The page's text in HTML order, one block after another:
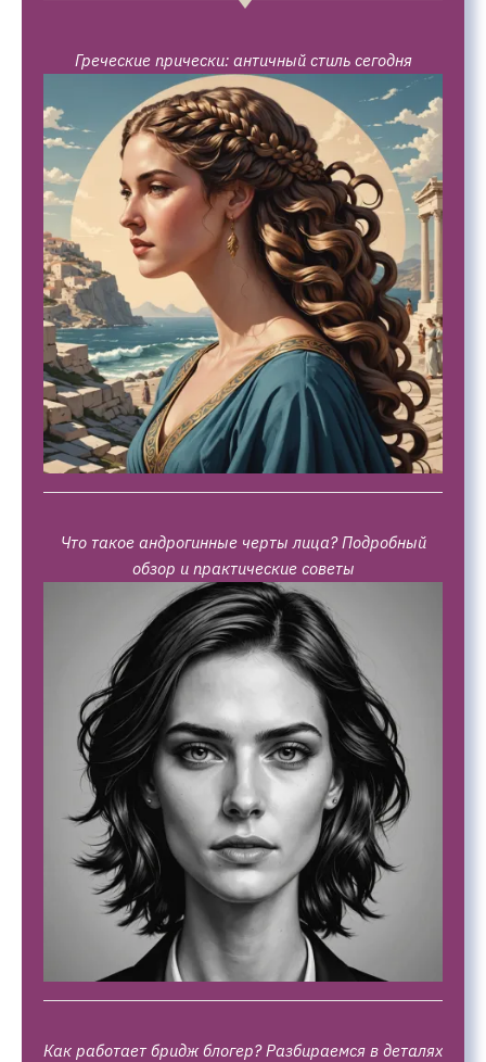
Греческие прически: античный стиль сегодня
Что такое андрогинные черты лица? Подробный
обзор и практические советы
Как работает бридж блогер? Разбираемся в деталях